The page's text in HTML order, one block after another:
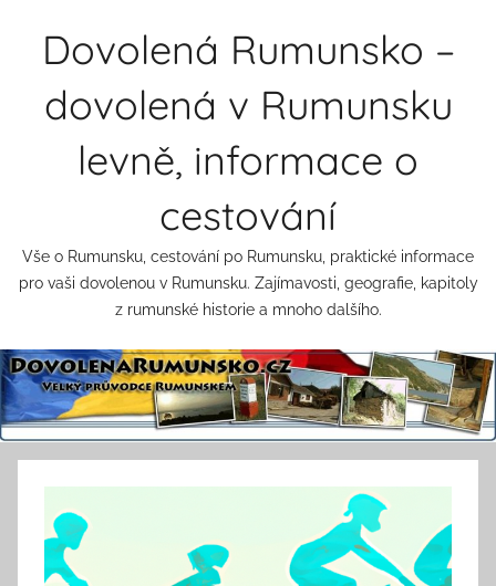
Dovolená Rumunsko –
dovolená v Rumunsku
levně, informace o
cestování
Vše o Rumunsku, cestování po Rumunsku, praktické informace
pro vaši dovolenou v Rumunsku. Zajímavosti, geografie, kapitoly
z rumunské historie a mnoho dalšího.